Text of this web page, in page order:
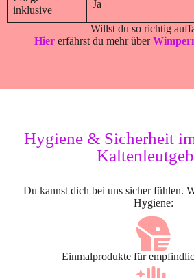
inklusive
Ja
Willst du so richtig
Hiererfährst du mehr über
Hygiene & Sicherheit
Du kannst dich bei uns sicher fühlen.
Hygiene:
Einmalprodukte für